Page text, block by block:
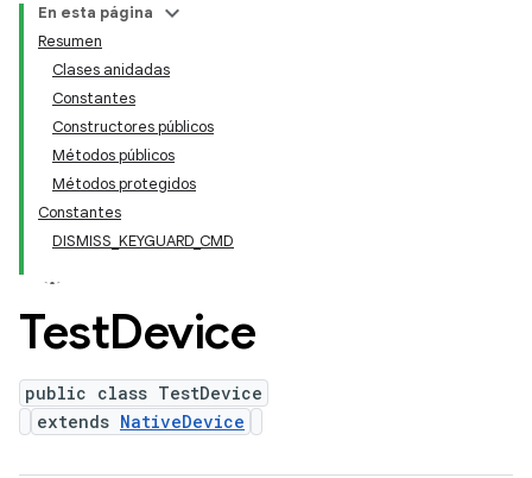
En esta página
Resumen
Clases anidadas
Constantes
Constructores públicos
Métodos públicos
Métodos protegidos
Constantes
DISMISS_KEYGUARD_CMD
TestDevice
public class TestDevice
extends NativeDevice